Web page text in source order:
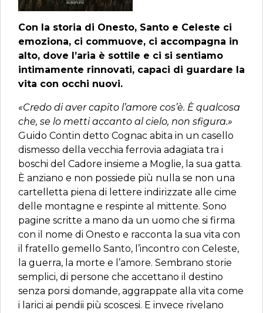
Con la storia di Onesto, Santo e Celeste ci
emoziona, ci commuove, ci accompagna in
alto, dove l’aria è sottile e ci si sentiamo
intimamente rinnovati, capaci di guardare la
vita con occhi nuovi.
«Credo di aver capito l’amore cos’è. È qualcosa
che, se lo metti accanto al cielo, non sfigura.»
Guido Contin detto Cognac abita in un casello
dismesso della vecchia ferrovia adagiata tra i
boschi del Cadore insieme a Moglie, la sua gatta.
È anziano e non possiede più nulla se non una
cartelletta piena di lettere indirizzate alle cime
delle montagne e respinte al mittente. Sono
pagine scritte a mano da un uomo che si firma
con il nome di Onesto e racconta la sua vita con
il fratello gemello Santo, l’incontro con Celeste,
la guerra, la morte e l’amore. Sembrano storie
semplici, di persone che accettano il destino
senza porsi domande, aggrappate alla vita come
i larici ai pendii più scoscesi. E invece rivelano